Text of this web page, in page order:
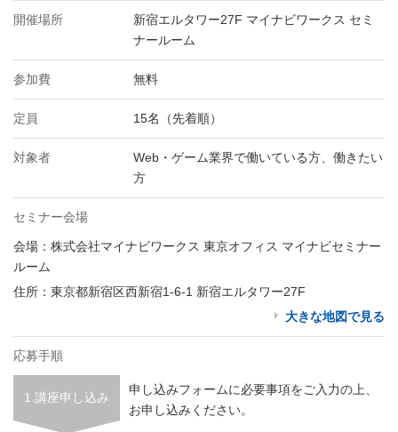
開催場所
新宿エルタワー27F マイナビワークス セミ
ナールーム
参加費 無料
定員 15名（先着順）
対象者
Web・ゲーム業界で働いている方、働きたい
方
セミナー会場
会場：株式会社マイナビワークス 東京オフィス マイナビセミナー
ルーム
住所：東京都新宿区西新宿1-6-1 新宿エルタワー27F
大きな地図で見る
応募手順
1.講座申し込み
申し込みフォームに必要事項をご入力の上、
お申し込みください。